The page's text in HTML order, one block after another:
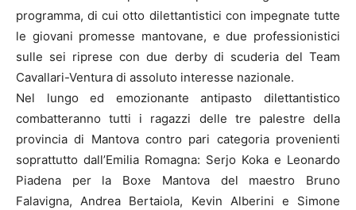
programma, di cui otto dilettantistici con impegnate tutte
le giovani promesse mantovane, e due professionistici
sulle sei riprese con due derby di scuderia del Team
Cavallari-Ventura di assoluto interesse nazionale.
Nel lungo ed emozionante antipasto dilettantistico
combatteranno tutti i ragazzi delle tre palestre della
provincia di Mantova contro pari categoria provenienti
soprattutto dall’Emilia Romagna: Serjo Koka e Leonardo
Piadena per la Boxe Mantova del maestro Bruno
Falavigna, Andrea Bertaiola, Kevin Alberini e Simone